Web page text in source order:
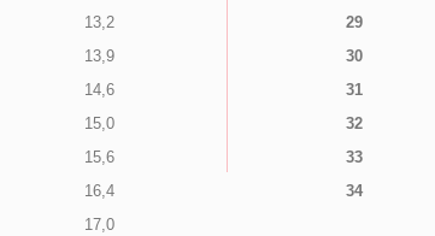
13,2
13,9
14,6
15,0
15,6
16,4
17,0
29
30
31
32
33
34